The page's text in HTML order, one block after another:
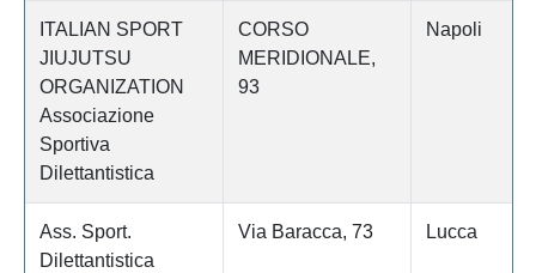
ITALIAN SPORT
JIUJUTSU
ORGANIZATION
Associazione
Sportiva
Dilettantistica
CORSO
MERIDIONALE,
93
Napoli
Ass. Sport.
Dilettantistica
Via Baracca, 73 Lucca